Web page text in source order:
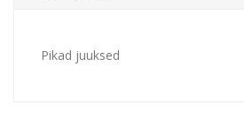
Pikad juuksed